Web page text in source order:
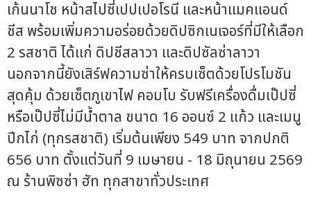
เก้นนาโช หน้าสไปซี่เปปเปอโรนี และหน้าแมคแอนด์
ชีส พร้อมเพิ่มความอร่อยด้วยดิปซิกเนเจอร์ที่มีให้เลือก
2 รสชาติ ได้แก่ ดิปชีสลาวา และดิปซัลซ่าลาวา
นอกจากนี้ยังเสิร์ฟความซ่าให้ครบเซ็ตด้วยโปรโมชัน
สุดคุ้ม ด้วยเซ็ตภูเขาไฟ คอมโบ รับฟรีเครื่องดื่มเป๊ปซี่
หรือเป๊ปซี่ไม่มีน้ำตาล ขนาด 16 ออนซ์ 2 แก้ว และเมนู
ปีกไก่ (ทุกรสชาติ) เริ่มต้นเพียง 549 บาท จากปกติ
656 บาท ตั้งแต่วันที่ 9 เมษายน - 18 มิถุนายน 2569
ณ ร้านพิซซ่า ฮัท ทุกสาขาทั่วประเทศ